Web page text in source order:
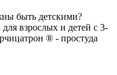
быть детскими?
взрослых и детей с 3-
® - простуда